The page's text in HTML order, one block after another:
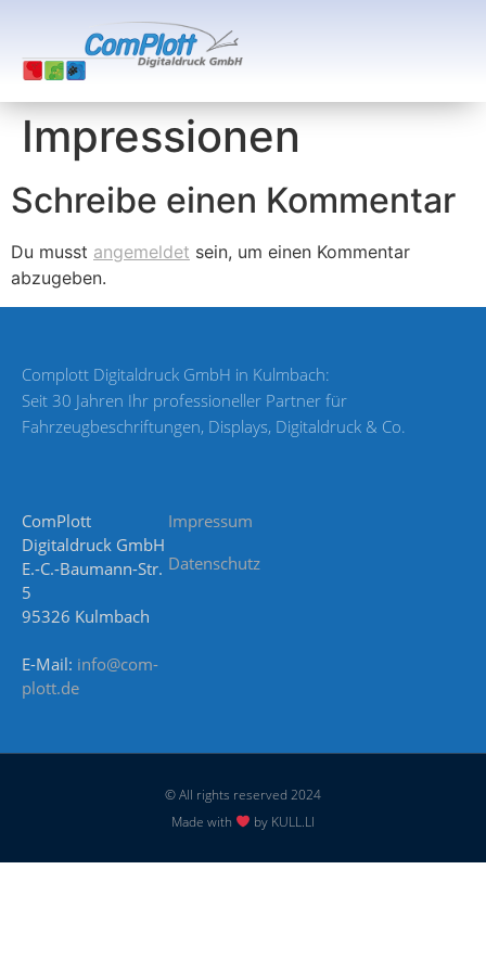
Impressionen
Schreibe einen Kommentar
Du musst angemeldet sein, um einen Kommentar
abzugeben.
Complott Digitaldruck GmbH in Kulmbach:
Seit 30 Jahren Ihr professioneller Partner für
Fahrzeugbeschriftungen, Displays, Digitaldruck & Co.
ComPlott
Digitaldruck GmbH
E.-C.-Baumann-Str.
5
95326 Kulmbach
E-Mail: info@com-
plott.de
Impressum
Datenschutz
© All rights reserved 2024
Made with
by KULL.LI